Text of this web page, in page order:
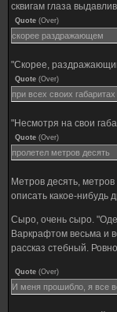
сквигам глаза
Quote (Over)
скорее раздражающем
"Скорее,
Quote (Over)
при всех своих
"Несмотря на свои
Quote (Over)
пролетел метров десять
Метров десять,
описать какое-нибудь
Сыро, очень сыро.
Варкрафтом весьма и
рассказ стебный.
Quote (Over)
И меня прошибло, я все